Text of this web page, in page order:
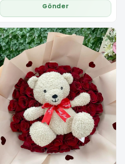
Gönder